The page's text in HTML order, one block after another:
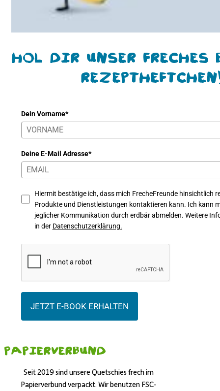
Hol Dir unser freches
Dein Vorname*
Deine E-Mail Adresse*
Hiermit bestätige ich, dass mich FrecheFreunde hinsichtlich
Produkte und Dienstleistungen kontaktieren kann. Ich kann
jeglicher Kommunikation durch erdbär abmelden. Weitere
in der Datenschutzerklärung.
JETZT E-BOOK ERHALTEN
Papierverbund
Seit 2019 sind unsere Quetschies frech im
Papierverbund verpackt. Wir benutzen FSC-